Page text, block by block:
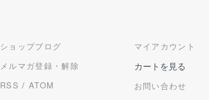
ショップブログ
メルマガ登録・解除
RSS / ATOM
マイアカウント
カートを見る
お問い合わせ